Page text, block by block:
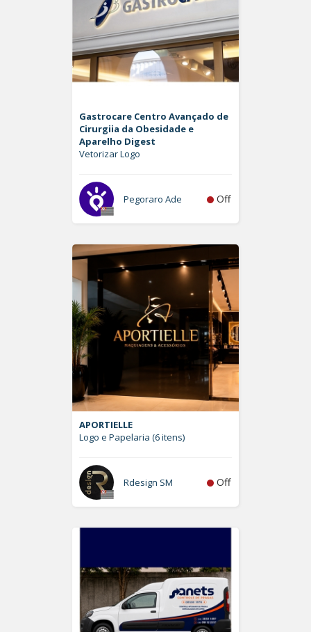
Gastrocare Centro Avançado de
Cirurgiia da Obesidade e
Aparelho Digest
Vetorizar Logo
Pegoraro Ade Off
APORTIELLE
Logo e Papelaria (6 itens)
Rdesign SM Off